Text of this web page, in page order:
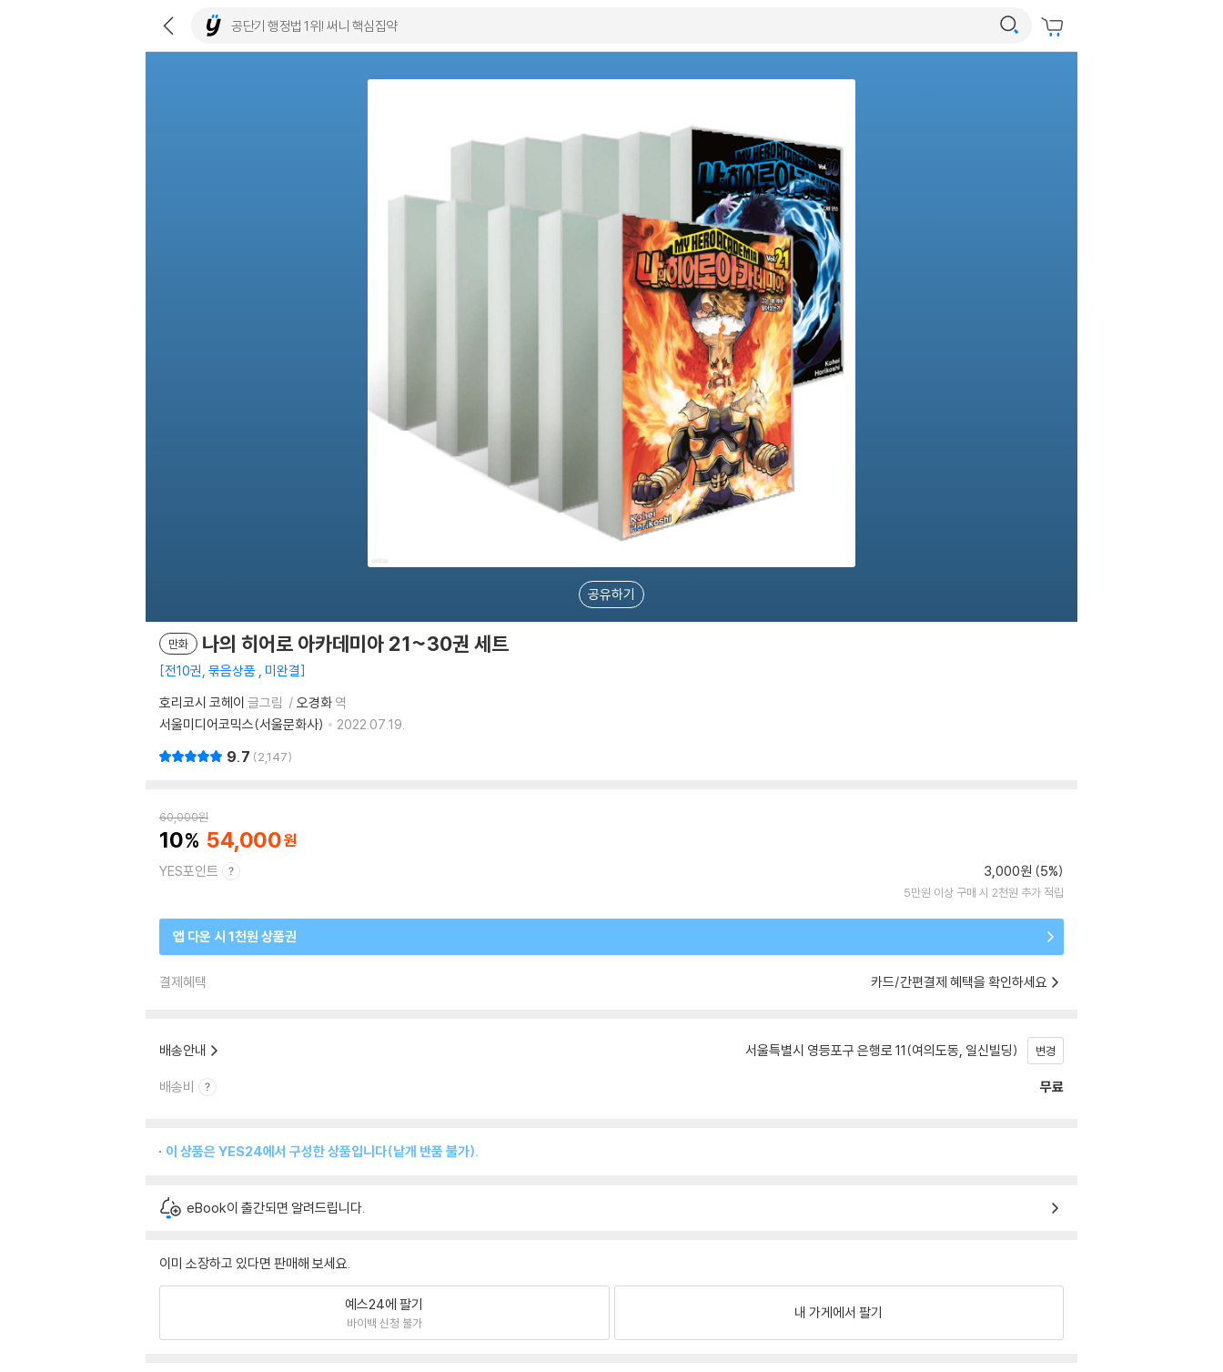
공유하기
만화 나의 히어로 아카데미아 21~30권 세트
전10권, 묶음상품 , 미완결
호리코시 코헤이 글그림 오경화 역
서울미디어코믹스(서울문화사)
2022.07.19.
9.7 2,147
60,000원
10 54,000
YES포인트 3,000원 (5%)
5만원 이상 구매 시 2천원 추가 적립
앱 다운 시 1천원 상품권
결제혜택 카드/간편결제 혜택을 확인하세요
배송안내 서울특별시 영등포구 은행로 11(여의도동, 일신빌딩) 변경
배송비 무료
이 상품은 YES24에서 구성한 상품입니다(낱개 반품 불가).
eBook이 출간되면 알려드립니다.
이미 소장하고 있다면 판매해 보세요.
예스24에 팔기
바이백 신청 불가
내 가게에서 팔기